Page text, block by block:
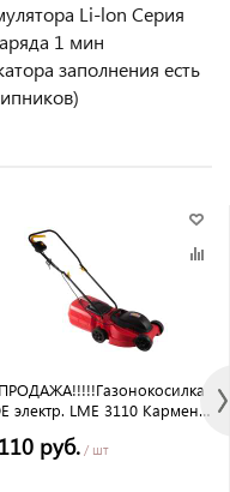
Li-lon Серия
1 мин
заполнения есть
электр. LME 3110 Кармен,
об/мин, 26 л
руб. / шт